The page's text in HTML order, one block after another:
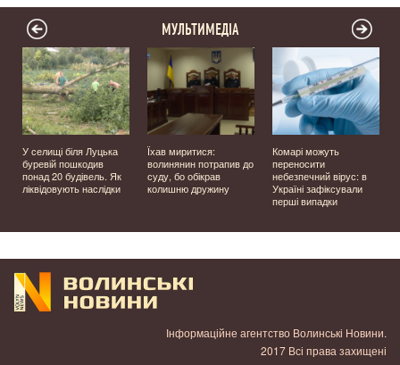
МУЛЬТИМЕДІА
У селищі біля Луцька
буревій пошкодив
понад 20 будівель. Як
ліквідовують наслідки
Їхав миритися:
волинянин потрапив до
суду, бо обікрав
колишню дружину
Комарі можуть
переносити
небезпечний вірус: в
Україні зафіксували
перші випадки
Інформаційне агентство Волинські Новини.
2017 Всі права захищені